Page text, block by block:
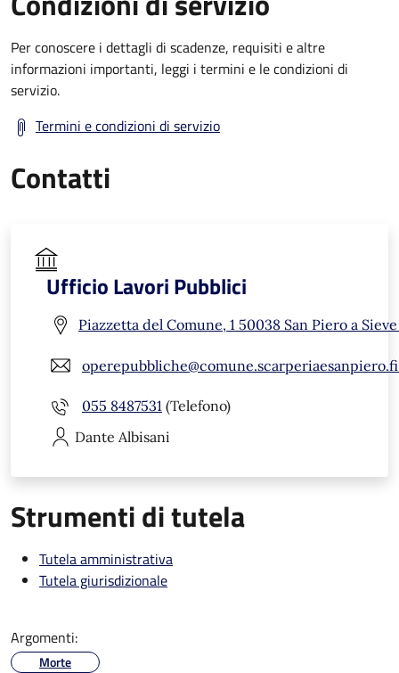
Per conoscere i dettagli di scadenze, requisiti e altre
informazioni importanti, leggi i termini e le condizioni di
servizio.
Termini e condizioni di servizio
Contatti
Ufficio Lavori Pubblici
Piazzetta del Comune, 1 50038 San Piero a
055 8487531 (Telefono)
Dante Albisani
Strumenti di tutela
Tutela amministrativa
Tutela giurisdizionale
Argomenti:
Morte